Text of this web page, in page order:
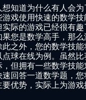
知道为什么有人会
戏使用快速的数学
际的游戏已经很有
您是数学高手，那
此之外，您的数学技
球在线为例。虽然
但拥有一些数学技
回答一道数学题，
优势，实际上为游